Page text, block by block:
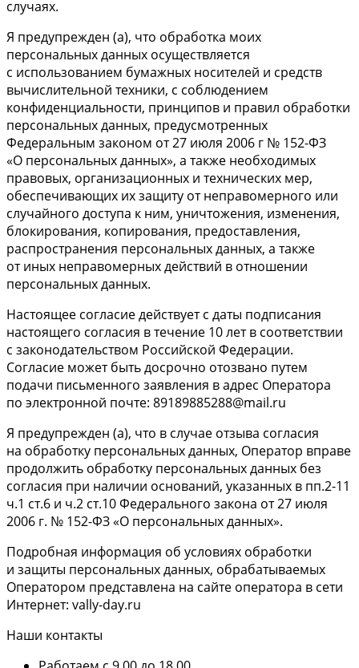
случаях.
Я предупрежден (а), что обработка моих
персональных данных осуществляется
с использованием бумажных носителей и средств
вычислительной техники, с соблюдением
конфиденциальности, принципов и правил обработки
персональных данных, предусмотренных
Федеральным законом от 27 июля 2006 г № 152-ФЗ
«О персональных данных», а также необходимых
правовых, организационных и технических мер,
обеспечивающих их защиту от неправомерного или
случайного доступа к ним, уничтожения, изменения,
блокирования, копирования, предоставления,
распространения персональных данных, а также
от иных неправомерных действий в отношении
персональных данных.
Настоящее согласие действует с даты подписания
настоящего согласия в течение 10 лет в соответствии
с законодательством Российской Федерации.
Согласие может быть досрочно отозвано путем
подачи письменного заявления в адрес Оператора
по электронной почте: 89189885288@mail.ru
Я предупрежден (а), что в случае отзыва согласия
на обработку персональных данных, Оператор вправе
продолжить обработку персональных данных без
согласия при наличии оснований, указанных в пп.2-11
ч.1 ст.6 и ч.2 ст.10 Федерального закона от 27 июля
2006 г. № 152-ФЗ «О персональных данных».
Подробная информация об условиях обработки
и защиты персональных данных, обрабатываемых
Оператором представлена на сайте оператора в сети
Интернет: vally-day.ru
Наши контакты